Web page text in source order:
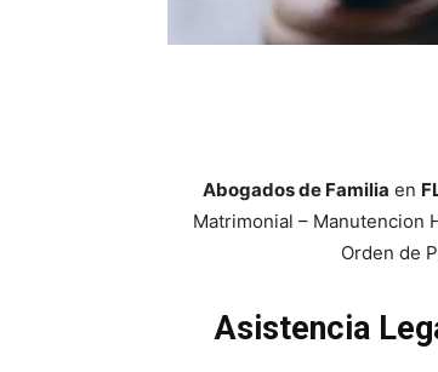
Abogados de Familia en
Matrimonial – Manutencion
Orden de
Asistencia